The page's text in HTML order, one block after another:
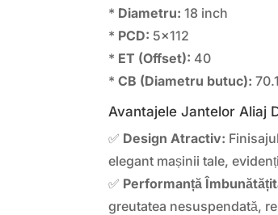
* Diametru: 18 inch
* PCD: 5×112
* ET (Offset): 40
*CB (Diametru butuc):
Avantajele Jantelor Aliaj
✅ Design Atractiv:
elegant mașinii tale,
✅ Performanță
greutatea nesuspendată,